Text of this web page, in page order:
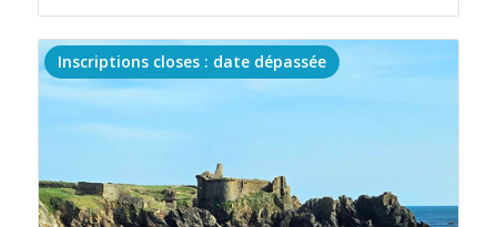
Inscriptions closes : date dépassée